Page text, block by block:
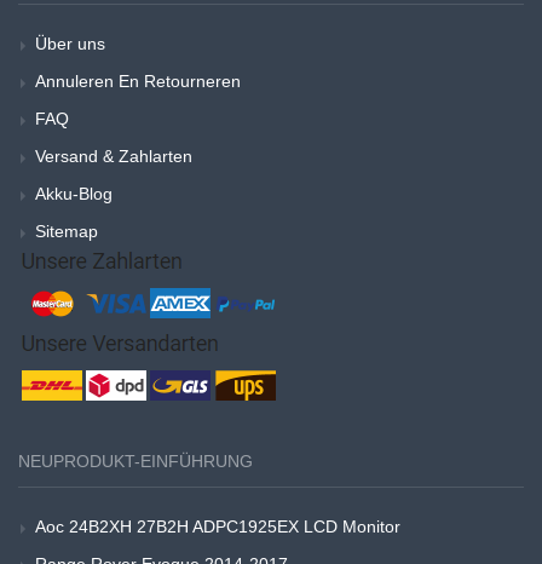
Über uns
Annuleren En Retourneren
FAQ
Versand & Zahlarten
Akku-Blog
Sitemap
NEUPRODUKT-EINFÜHRUNG
Aoc 24B2XH 27B2H ADPC1925EX LCD Monitor